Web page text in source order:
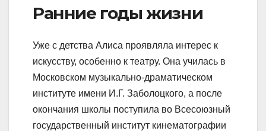
Ранние годы жизни
Уже с детства Алиса проявляла интерес к
искусству, особенно к театру. Она училась в
Московском музыкально-драматическом
институте имени И.Г. Заболоцкого, а после
окончания школы поступила во Всесоюзный
государственный институт кинематографии